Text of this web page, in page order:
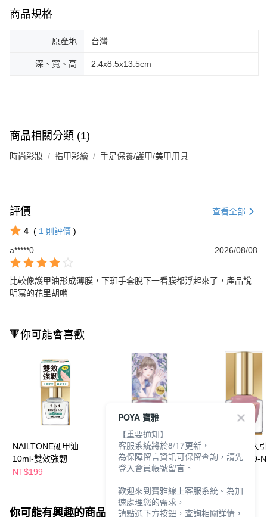
商品規格
原產地 台灣
深、寬、高 2.4x8.5x13.5cm
商品相關分類 (1)
時尚彩妝 指甲彩繪 手足保養/護甲/美甲用具
評價 查看全部
4 ( 1 則評價 )
a*****0
2026/08/08
比較像護甲油形成薄膜，下班手套脫下一看膜都浮起來了，產品說
明寫的花里胡哨
🔻你可能會喜歡
NAILTONE硬甲油
10ml-雙效強韌
NT$199
NAILTONE持久引力指
甲油10ml
(N081~N088)
NT$169
NAILTONE持久
甲油10ml (N89-
你可能有興趣的商品 全站排行
POYA 寶雅
【重要通知】
客服系統將於8/17更新，
為保障留言資訊可保留查詢，請先
登入會員帳號留言。
歡迎來到寶雅線上客服系統。為加
速處理您的需求，
請點選下方按鈕，查詢相關詳情，